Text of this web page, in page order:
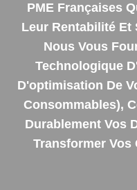
PME Françaises
Leur Rentabilité Et
Nous Vous
Technologique
D'optimisation De
Consommables),
Durablement Vos
Transformer Vos